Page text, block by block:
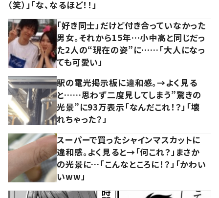
（笑）」「な、なるほど！！」
「好き同士」だけど付き合っていなかった
男女。それから15年…小中高と同じだっ
た2人の“現在の姿”に……「大人になっ
ても可愛い」
駅の電光掲示板に違和感。→よく見る
と……思わず二度見してしまう”驚きの
光景”に93万表示「なんだこれ！？」「壊
れちゃった？」
スーパーで買ったシャインマスカットに
違和感。よく見ると→「何これ？」まさか
の光景に…「こんなところに！？」「かわい
いww」